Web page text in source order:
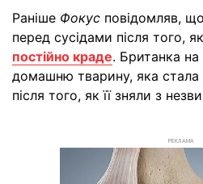
Раніше Фокус повідомляв,
перед сусідами після того,
постійно краде. Британка на
домашню тварину, яка
після того, як її зняли з
РЕКЛАМА